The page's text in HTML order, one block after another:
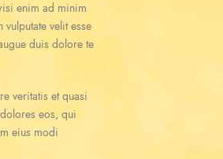
enim ad minim
velit esse
duis dolore te
veritatis et quasi
eos, qui
eius modi